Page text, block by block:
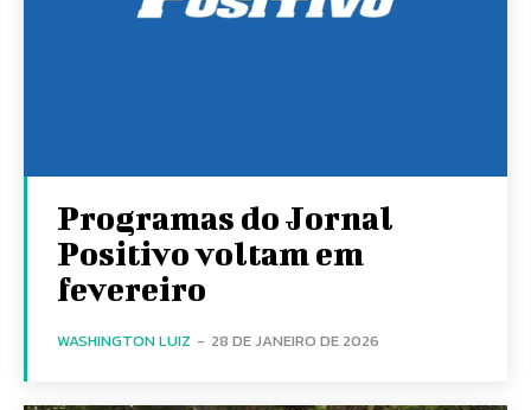
Programas do Jornal
Positivo voltam em
fevereiro
WASHINGTON LUIZ - 28 DE JANEIRO DE 2026